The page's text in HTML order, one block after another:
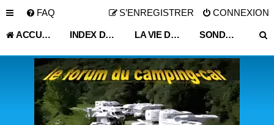
FAQ CONNEXION
S’ENREGISTRER
ACCUEIL INDEX DU FORUM LA VIE DU VOYAGEUR EN CAMPING-CAR ET FOURGON AMÉNAGÉ SONDAGE